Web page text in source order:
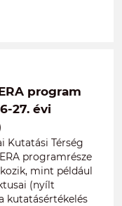
program
27. évi
Kutatási Térség
programrésze
mint például
(nyílt
kutatásértékelés